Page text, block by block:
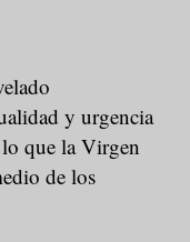
y urgencia
que la Virgen
de los